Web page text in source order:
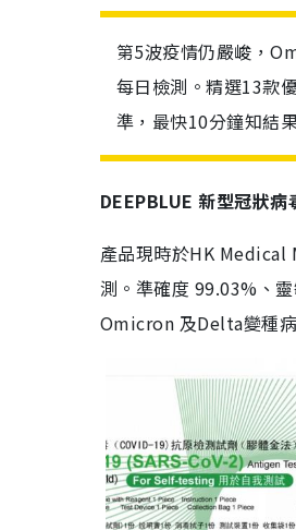
第5波疫情仍嚴峻，
每日檢測。精選13款
準，最快10分鐘知結
DEEPBLUE 新型冠狀病
產品現時於HK Medical
測。準確度 99.03%、
Omicron 及Delta變種